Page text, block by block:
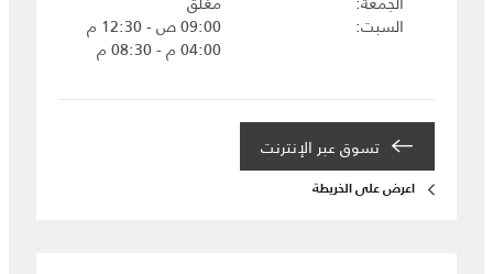
السبت
09:00 ص - 12:30 م
04:00 م - 08:30 م
تسوق عبر الإنترنت
اعرض على الخريطة